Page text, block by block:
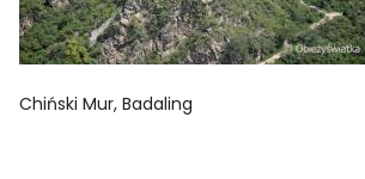
Dom na kółkach
Chiński Mur, Badaling